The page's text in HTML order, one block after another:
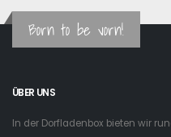
Born to be vorn!
ÜBER UNS
In der Dorfladenbox bieten wir